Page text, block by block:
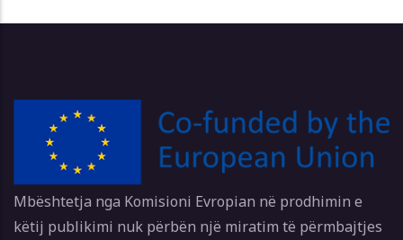
Mbështetja nga Komisioni Evropian në prodhimin e
këtij publikimi nuk përbën një miratim të përmbajtjes